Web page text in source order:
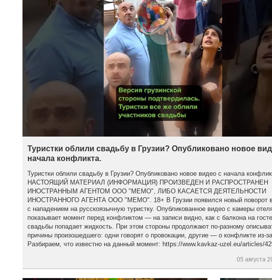
Туристки облили свадьбу в Грузии? Опубликовано новое
начала конфликта.
Туристки облили свадьбу в Грузии? Опубликовано новое видео с начала
НАСТОЯЩИЙ МАТЕРИАЛ (ИНФОРМАЦИЯ) ПРОИЗВЕДЕН И РАСПРОСТРАНЕН
ИНОСТРАННЫМ АГЕНТОМ ООО "МЕМО", ЛИБО КАСАЕТСЯ ДЕЯТЕЛЬНОСТИ
ИНОСТРАННОГО АГЕНТА ООО "МЕМО". 18+ В Грузии появился новый поворот в
с нападением на русскоязычную туристку. Опубликованное видео с камеры
показывает момент перед конфликтом — на записи видно, как с балкона на
свадьбы попадает жидкость. При этом стороны продолжают по-разному
причины произошедшего: одни говорят о провокации, другие — о конфликте из-
Разбираем, что известно на данный момент: https://www.kavkaz-uzel.eu/articles/
05 августа